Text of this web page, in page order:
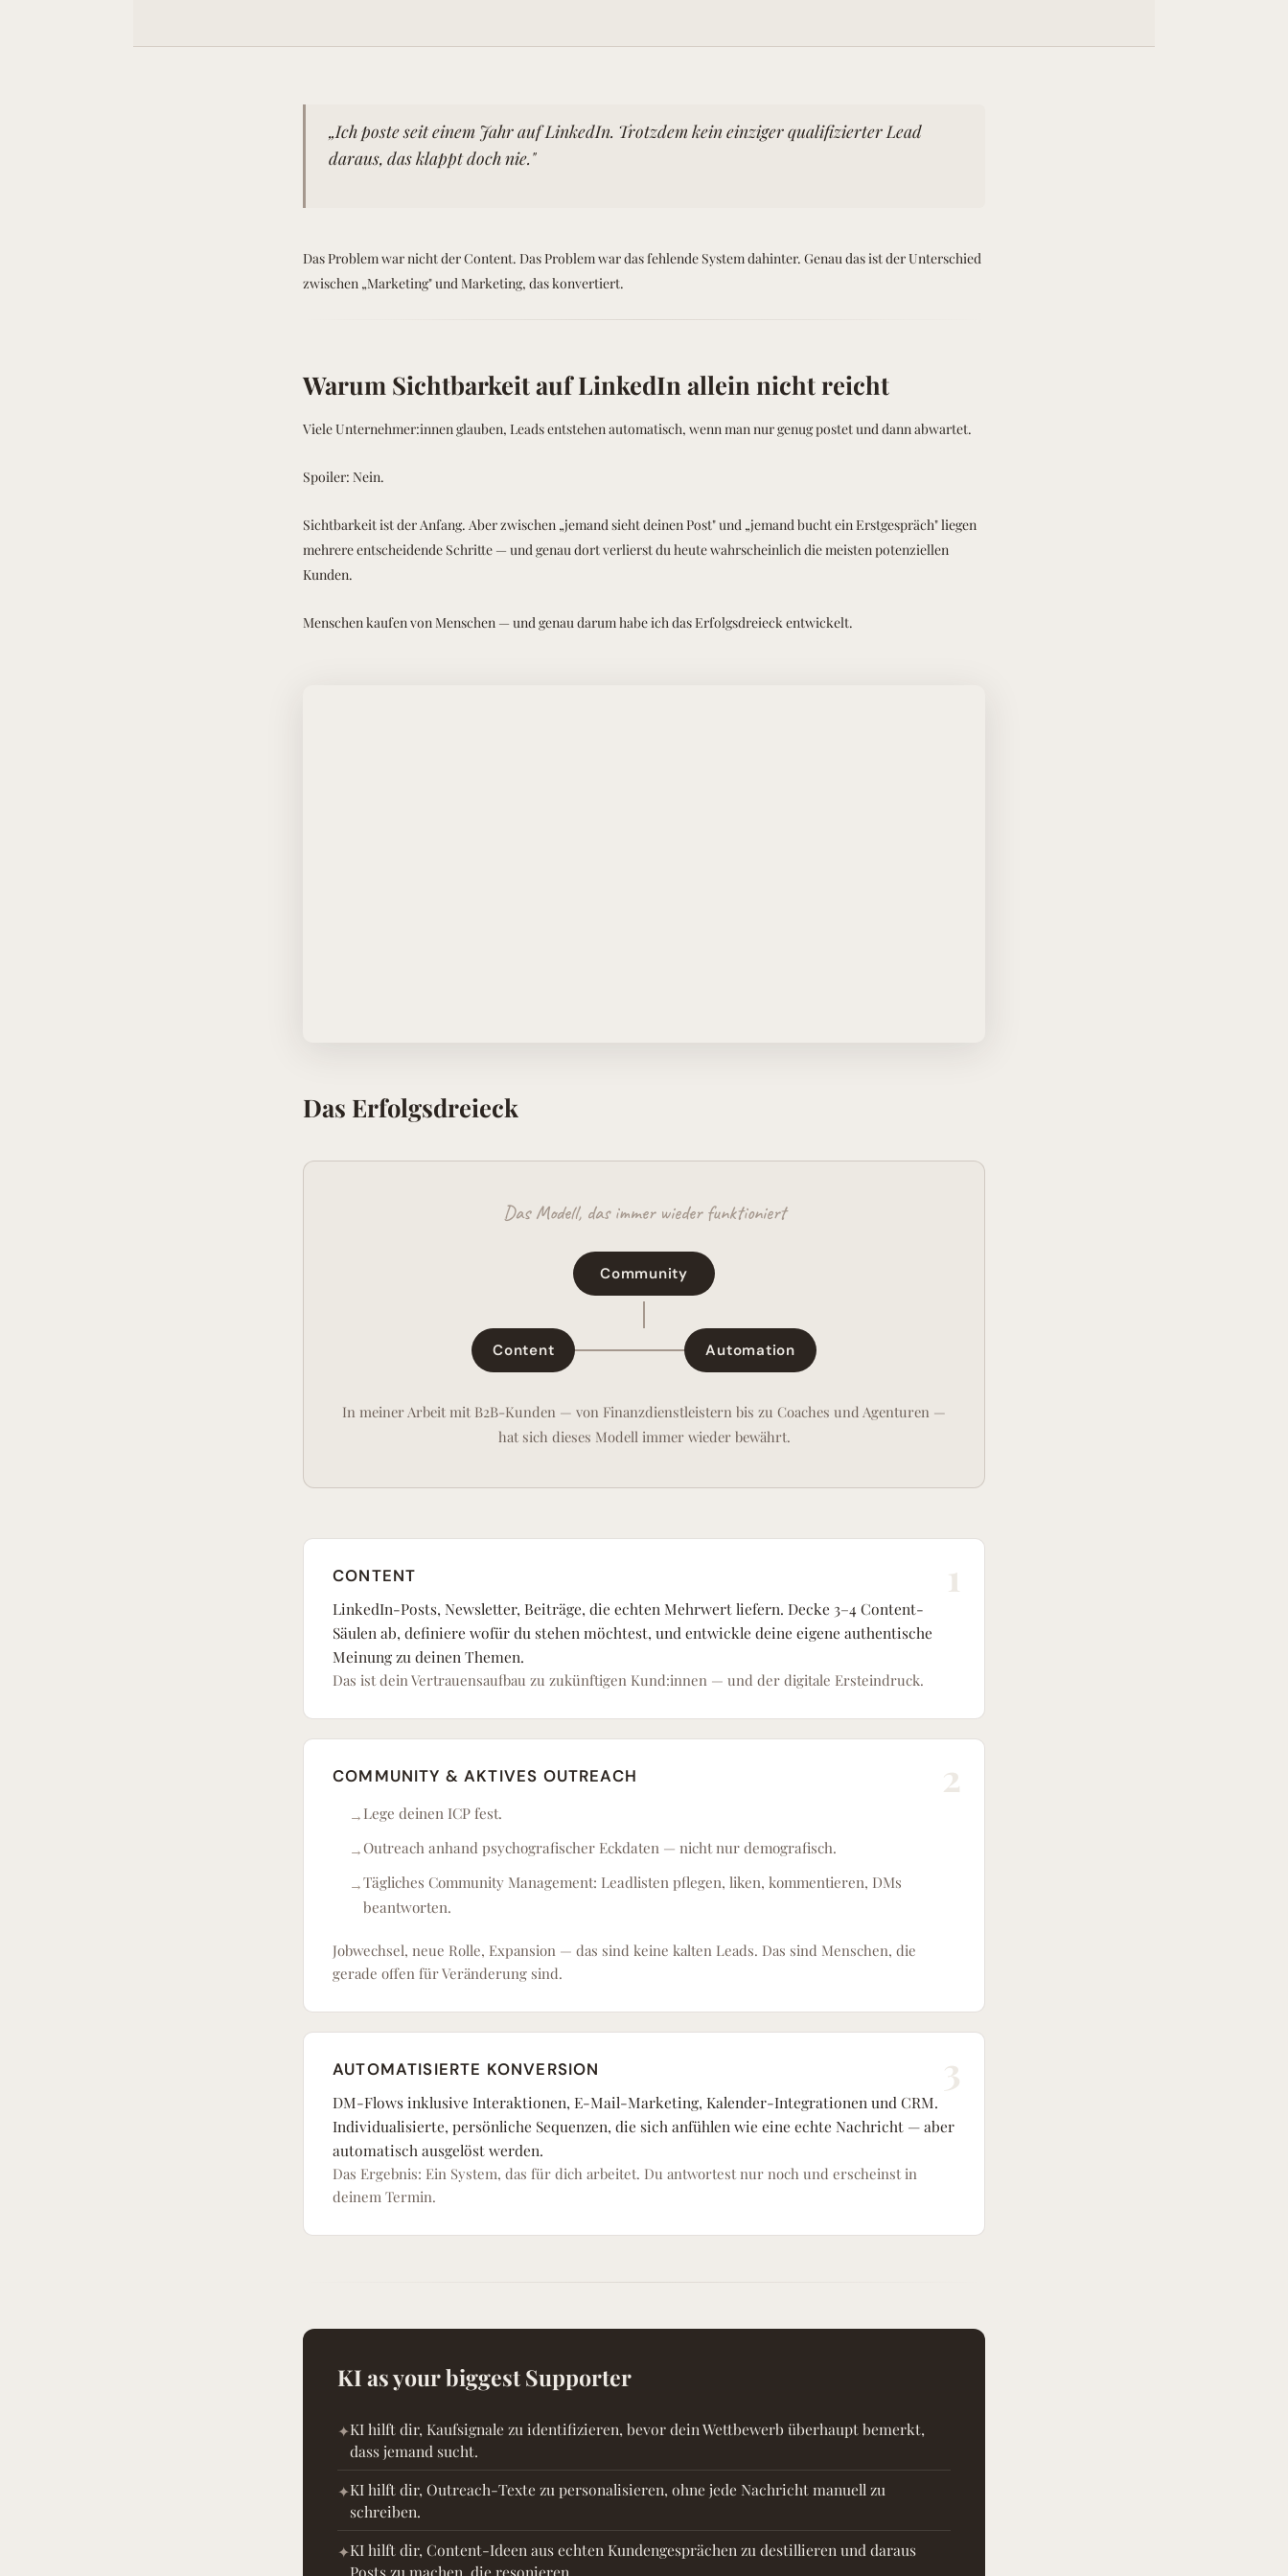
„Ich poste seit einem Jahr auf LinkedIn. Trotzdem kein einziger qualifizierter Lead
daraus, das klappt doch nie."
Das Problem war nicht der Content. Das Problem war das fehlende System dahinter. Genau das ist der Unterschied
zwischen „Marketing" und Marketing, das konvertiert.
Warum Sichtbarkeit auf LinkedIn allein nicht reicht
Viele Unternehmer:innen glauben, Leads entstehen automatisch, wenn man nur genug postet und dann abwartet.
Spoiler: Nein.
Sichtbarkeit ist der Anfang. Aber zwischen „jemand sieht deinen Post" und „jemand bucht ein Erstgespräch" liegen
mehrere entscheidende Schritte — und genau dort verlierst du heute wahrscheinlich die meisten potenziellen
Kunden.
Menschen kaufen von Menschen — und genau darum habe ich das Erfolgsdreieck entwickelt.
Das Erfolgsdreieck
Das Modell, das immer wieder funktioniert
Community
Content Automation
In meiner Arbeit mit B2B-Kunden — von Finanzdienstleistern bis zu Coaches und Agenturen —
hat sich dieses Modell immer wieder bewährt.
1
CONTENT
LinkedIn-Posts, Newsletter, Beiträge, die echten Mehrwert liefern. Decke 3–4 Content-
Säulen ab, definiere wofür du stehen möchtest, und entwickle deine eigene authentische
Meinung zu deinen Themen.
Das ist dein Vertrauensaufbau zu zukünftigen Kund:innen — und der digitale Ersteindruck.
2
COMMUNITY & AKTIVES OUTREACH
Lege deinen ICP fest.
Outreach anhand psychografischer Eckdaten — nicht nur demografisch.
Tägliches Community Management: Leadlisten pflegen, liken, kommentieren, DMs
beantworten.
Jobwechsel, neue Rolle, Expansion — das sind keine kalten Leads. Das sind Menschen, die
gerade offen für Veränderung sind.
3
AUTOMATISIERTE KONVERSION
DM-Flows inklusive Interaktionen, E-Mail-Marketing, Kalender-Integrationen und CRM.
Individualisierte, persönliche Sequenzen, die sich anfühlen wie eine echte Nachricht — aber
automatisch ausgelöst werden.
Das Ergebnis: Ein System, das für dich arbeitet. Du antwortest nur noch und erscheinst in
deinem Termin.
KI as your biggest Supporter
KI hilft dir, Kaufsignale zu identifizieren, bevor dein Wettbewerb überhaupt bemerkt,
dass jemand sucht.
KI hilft dir, Outreach-Texte zu personalisieren, ohne jede Nachricht manuell zu
schreiben.
KI hilft dir, Content-Ideen aus echten Kundengesprächen zu destillieren und daraus
Posts zu machen, die resonieren.